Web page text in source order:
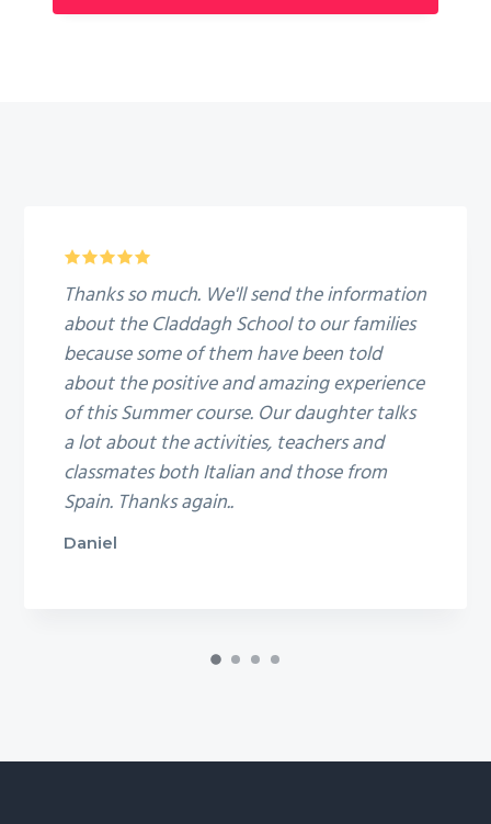
5
Thanks so much. We'll send the information
about the Claddagh School to our families
because some of them have been told
about the positive and amazing experience
of this Summer course. Our daughter talks
a lot about the activities, teachers and
classmates both Italian and those from
Spain. Thanks again..
Daniel